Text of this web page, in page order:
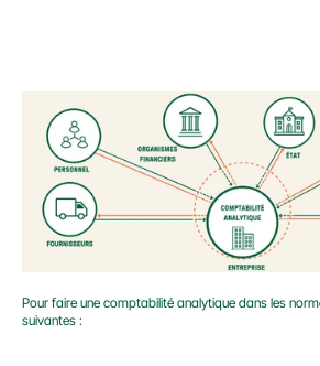
Pour faire une comptabilité analytique dans les
suivantes :